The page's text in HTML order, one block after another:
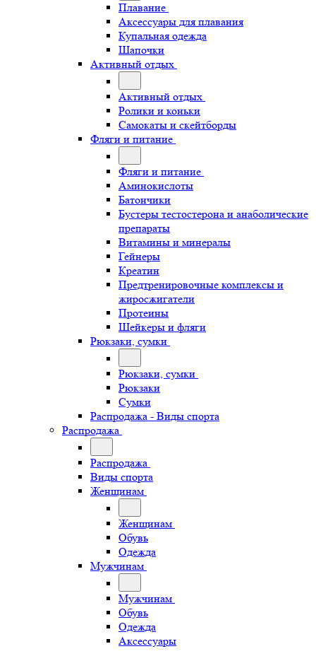
Плавание
Аксессуары для плавания
Купальная одежда
Шапочки
Активный отдых
Активный отдых
Ролики и коньки
Самокаты и скейтборды
Фляги и питание
Фляги и питание
Аминокислоты
Батончики
Бустеры тестостерона и анаболические
препараты
Витамины и минералы
Гейнеры
Креатин
Предтренировочные комплексы и
жиросжигатели
Протеины
Шейкеры и фляги
Рюкзаки, сумки
Рюкзаки, сумки
Рюкзаки
Сумки
Распродажа - Виды спорта
Распродажа
Распродажа
Виды спорта
Женщинам
Женщинам
Обувь
Одежда
Мужчинам
Мужчинам
Обувь
Одежда
Аксессуары